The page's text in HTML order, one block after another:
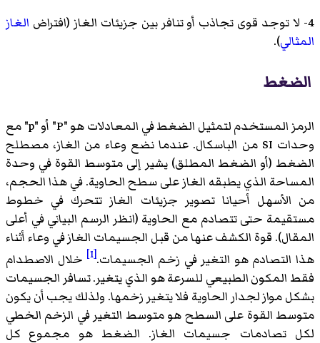
4- لا توجد قوى تجاذب أو تنافر بين جزيئات الغاز (افتراض
الغاز
المثالي).
الضغط
الرمز المستخدم لتمثيل الضغط في المعادلات هو "P" أو "p" مع
وحدات SI من الباسكال. عندما نضع وعاء من الغاز، مصطلح
الضغط (أو الضغط المطلق) يشير إلى متوسط القوة في وحدة
المساحة الذي يطبقه الغاز على سطح الحاوية. في هذا الحجم،
من الأسهل أحيانا تصوير جزيئات الغاز تتحرك في خطوط
مستقيمة حتى تتصادم مع الحاوية (انظر الرسم البياني في أعلى
المقال). قوة الكشف عنها من قبل الجسيمات الغاز في وعاء أثناء
هذا التصادم هو التغير في زخم الجسيمات.[1]
خلال الاصطدام
فقط المكون الطبيعي للسرعة هو الذي يتغير. تسافر الجسيمات
بشكل مواز لجدار الحاوية فلا يتغير زخمها. ولذلك يجب أن يكون
متوسط القوة على السطح هو متوسط التغير في الزخم الخطي
لكل تصادمات جسيمات الغاز. الضغط هو مجموع كل